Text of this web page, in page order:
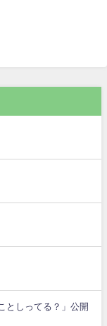
としってる？」公開